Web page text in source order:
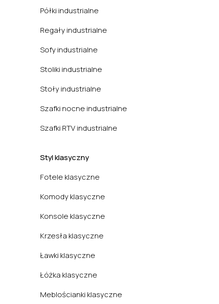
Półki industrialne
Regały industrialne
Sofy industrialne
Stoliki industrialne
Stoły industrialne
Szafki nocne industrialne
Szafki RTV industrialne
Styl klasyczny
Fotele klasyczne
Komody klasyczne
Konsole klasyczne
Krzesła klasyczne
Ławki klasyczne
Łóżka klasyczne
Meblościanki klasyczne